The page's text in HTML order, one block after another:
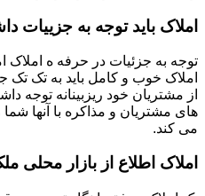
املاک باید توجه به جزییات
توجه به جزئیات در حرفه ه املاک
املاک خوب و کامل باید به تک
از مشتریان خود ریزبینانه توجه
های مشتریان و مذاکره با آنها
می کند.
املاک اطلاع از بازار محلی